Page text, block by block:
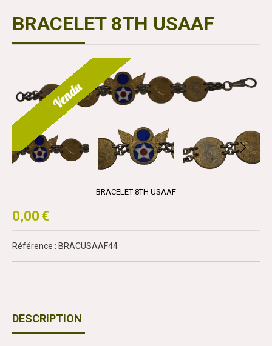
BRACELET 8TH USAAF
Vendu
BRACELET 8TH USAAF
0,00 €
Référence : BRACUSAAF44
DESCRIPTION